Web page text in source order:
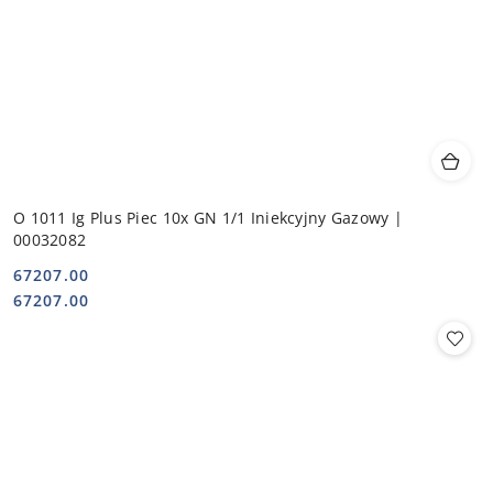
O 1011 Ig Plus Piec 10x GN 1/1 Iniekcyjny Gazowy |
00032082
Cena:
67207.00
Cena:
67207.00